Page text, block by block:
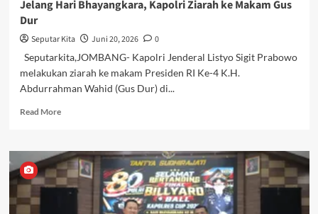
Jelang Hari Bhayangkara, Kapolri Ziarah ke Makam Gus
Dur
Seputar Kita Juni 20, 2026
0
Seputarkita,JOMBANG- Kapolri Jenderal Listyo Sigit Prabowo
melakukan ziarah ke makam Presiden RI Ke-4 K.H.
Abdurrahman Wahid (Gus Dur) di...
Read MoreRead
Jelang
Hari
Bhayangkara,
Kapolri